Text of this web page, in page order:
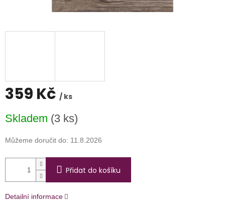
359 Kč / ks
cena:
Skladem (3 ks)
Můžeme doručit do: 11.8.2026
Přidat do košíku
Detailní informace